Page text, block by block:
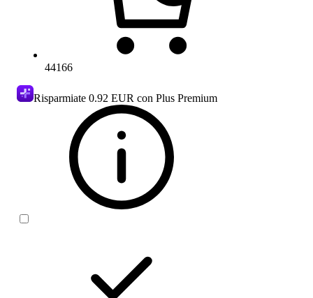
44166
Risparmiate 0.92 EUR con Plus Premium